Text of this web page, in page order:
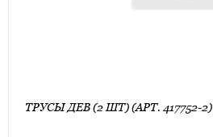
ТРУСЫ ДЕВ (2 ШТ) (АРТ. 417752-2)